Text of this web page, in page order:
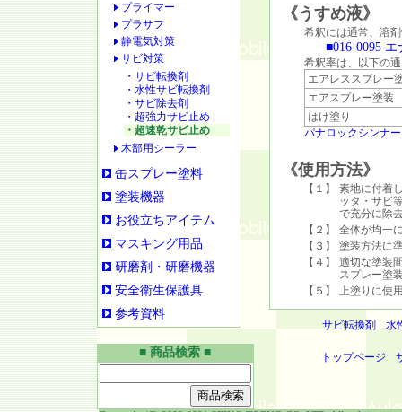
《うすめ液》
希釈には通常、溶
■016-0095
希釈率は、以下の
エアレススプレー
エアスプレー塗装
はけ塗り
パナロックシンナー
《使用方法》
【１】
素地に付着
ッタ・サビ
で充分に除
【２】
全体が均一
【３】
塗装方法に
【４】
適切な塗装
スプレー塗
【５】
上塗りに使
サビ転換剤 水
トップページ
プライマー
プラサフ
静電気対策
サビ対策
・サビ転換剤
・水性サビ転換剤
・サビ除去剤
・超強力サビ止め
・超速乾サビ止め
木部用シーラー
缶スプレー塗料
塗装機器
お役立ちアイテム
マスキング用品
研磨剤・研磨機器
安全衛生保護具
参考資料
■ 商品検索 ■